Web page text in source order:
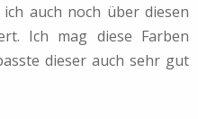
auch noch über diesen
Ich mag diese Farben
dieser auch sehr gut